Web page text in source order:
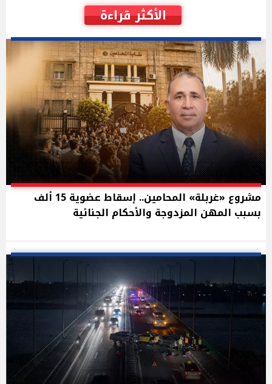
الأكثر قراءة
مشروع «غربلة» المحامين.. إسقاط عضوية 15 ألف
بسبب المهن المزدوجة والأحكام الجنائية